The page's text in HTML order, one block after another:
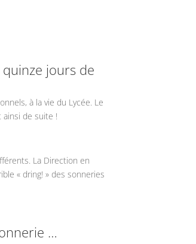
quinze jours de
à la vie du Lycée. Le
de suite !
La Direction en
« dring! » des sonneries
…